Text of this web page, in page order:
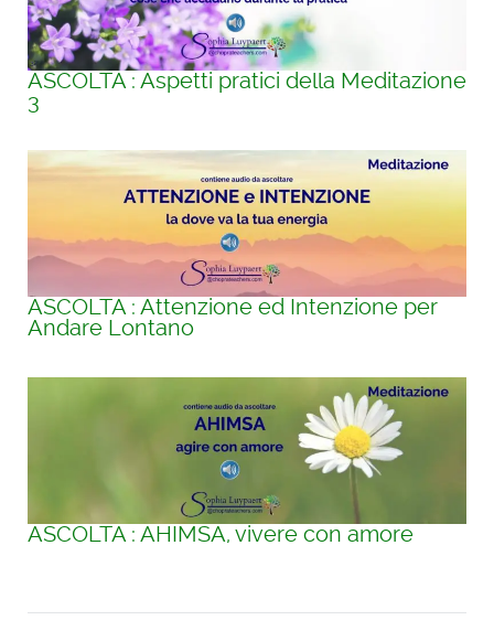
ASCOLTA : Aspetti pratici della Meditazione
3
ASCOLTA : Attenzione ed Intenzione per
Andare Lontano
ASCOLTA : AHIMSA, vivere con amore